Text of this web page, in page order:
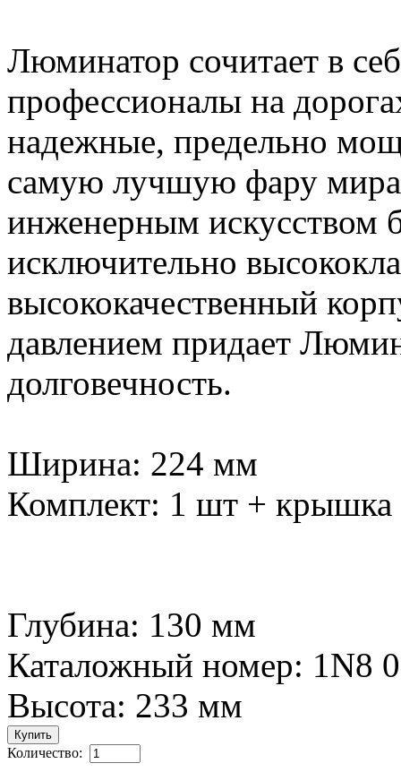
Люминатор сочитает в
профессионалы на
надежные, предельно
самую лучшую фару
инженерным искусством
исключительно
высококачественный
давлением придает
долговечность.
Ширина: 224 мм
Комплект: 1 шт + крышка
Глубина: 130 мм
Каталожный номер: 1N8
Высота: 233 мм
Количество: